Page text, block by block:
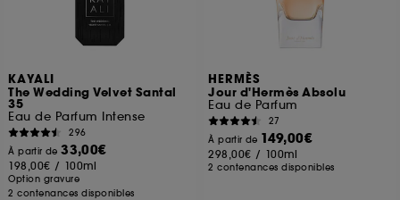
KAYALI
The Wedding Velvet Santal
35
Eau de Parfum Intense
296
À partir de33,00€
198,00€ / 100ml
Option gravure
2 contenances disponibles
HERMÈS
Jour d'Hermès Absolu
Eau de Parfum
27
À partir de 149,00€
298,00€ / 100ml
2 contenances disponibles